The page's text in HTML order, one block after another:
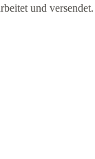
und versendet.